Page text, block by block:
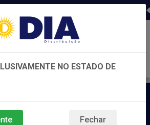
há 22 anos em Pernambuco ◆
NO ESTADO DE
Fechar